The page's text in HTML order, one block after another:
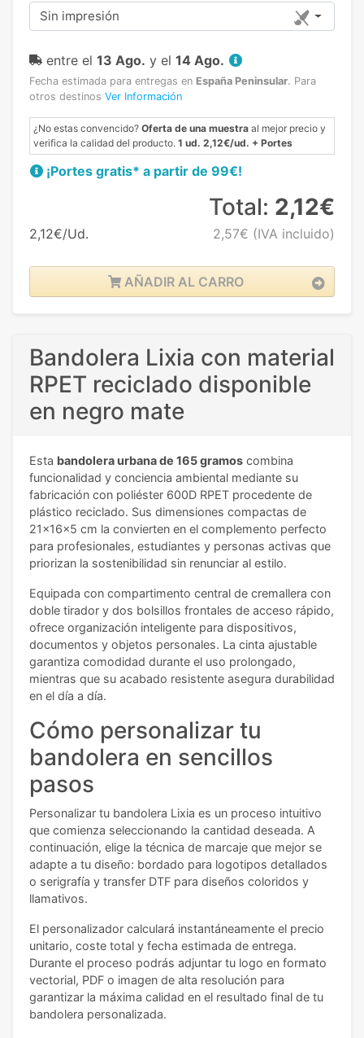
Sin impresión
entre el 13 Ago. y el 14 Ago.
Fecha estimada para entregas en España Peninsular. Para
otros destinos Ver Información
¿No estas convencido? Oferta de una muestra al mejor precio y
verifica la calidad del producto. 1 ud. 2,12€/ud. + Portes
¡Portes gratis* a partir de 99€!
2,12€/Ud.
Total: 2,12€
2,57€ (IVA incluido)
AÑADIR AL CARRO
Bandolera Lixia con material
RPET reciclado disponible
en negro mate
Esta bandolera urbana de 165 gramos combina
funcionalidad y conciencia ambiental mediante su
fabricación con poliéster 600D RPET procedente de
plástico reciclado. Sus dimensiones compactas de
21x16x5 cm la convierten en el complemento perfecto
para profesionales, estudiantes y personas activas que
priorizan la sostenibilidad sin renunciar al estilo.
Equipada con compartimento central de cremallera con
doble tirador y dos bolsillos frontales de acceso rápido,
ofrece organización inteligente para dispositivos,
documentos y objetos personales. La cinta ajustable
garantiza comodidad durante el uso prolongado,
mientras que su acabado resistente asegura durabilidad
en el día a día.
Cómo personalizar tu
bandolera en sencillos
pasos
Personalizar tu bandolera Lixia es un proceso intuitivo
que comienza seleccionando la cantidad deseada. A
continuación, elige la técnica de marcaje que mejor se
adapte a tu diseño: bordado para logotipos detallados
o serigrafía y transfer DTF para diseños coloridos y
llamativos.
El personalizador calculará instantáneamente el precio
unitario, coste total y fecha estimada de entrega.
Durante el proceso podrás adjuntar tu logo en formato
vectorial, PDF o imagen de alta resolución para
garantizar la máxima calidad en el resultado final de tu
bandolera personalizada.